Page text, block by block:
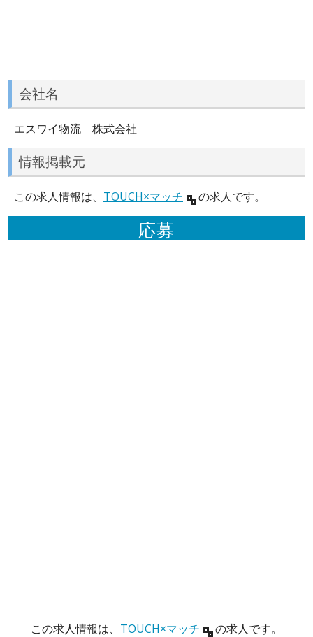
会社名
エスワイ物流 株式会社
情報掲載元
この求人情報は、 TOUCH×マッチ の求人です。
応募
この求人情報は、 TOUCH×マッチ の求人です。